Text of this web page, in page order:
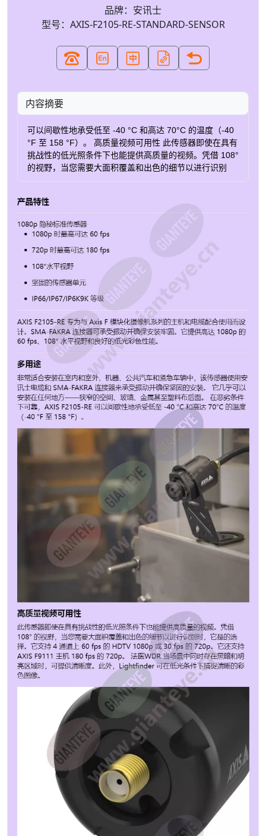
品牌：安讯士
型号：AXIS-F2105-RE-STANDARD-SENSOR
内容摘要
可以间歇性地承受低至 -40 °C 和高达 70°C 的温度（-40
°F 至 158 °F）。 高质量视频可用性 此传感器即使在具有
挑战性的低光照条件下也能提供高质量的视频。凭借 108°
的视野，当您需要大面积覆盖和出色的细节以进行识别
180 fps 的 720p。 法医WDR 当场景中同时存在黑暗和明
亮区域时，可提供清晰度。此外，Lightfinder 可在低光条
件下捕捉清晰的彩色图像。 灵活隐式 AXIS F2105-RE 提
络摄像机概念，该传感器具有最大的灵活性，并使用坚固
的 SMA-FAKRA 连接器连接到主机。 根据您的特定需求
选择电缆类型和长度（最长 30 m/98 ft）。 此外，还有多
种附件可用于安装选项和灵活安装。 订购部件编号 名称
Axis region 部件编号 AXIS F2105-RE 标准传感器 AR,
AU, BR, CN, EU, IN, JP, KR, UK, US 02640-001 AXIS
F2105-RE 标准传感器，8 个 US, UK, KR, JP, IN, EU,
CN, BR, AU, AR 02640-021 图像传感器 CMOS 最低照度/
感光度（彩色） 0.1 lux 最大视频分辨率 1920x1080 每秒
最大帧数 180 焦距 3.1 mm 变焦镜头 不 光圈 2.0 水平视
场 108 ° 垂直视场 58 ° 镜头接口 M12 可更换镜头 是 工
作温度 -40至60°C 室外准备就绪 是 防护等级 IP66, IP67,
IP6K9K, IP69 功率（最大） 4.0 W 功率（平均） 1.0 W